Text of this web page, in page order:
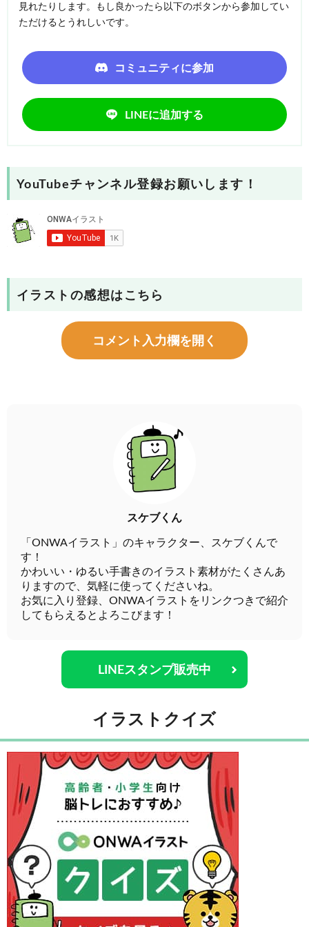
見れたりします。もし良かったら以下のボタンから参加してい
ただけるとうれしいです。
コミュニティに参加
LINEに追加する
YouTubeチャンネル登録お願いします！
イラストの感想はこちら
コメント入力欄を開く
スケブくん
「ONWAイラスト」のキャラクター、スケブくんで
す！
かわいい・ゆるい手書きのイラスト素材がたくさんあ
りますので、気軽に使ってくださいね。
お気に入り登録、ONWAイラストをリンクつきで紹介
してもらえるとよろこびます！
LINEスタンプ販売中
イラストクイズ